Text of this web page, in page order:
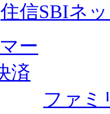
住信SBIネ
ファミ